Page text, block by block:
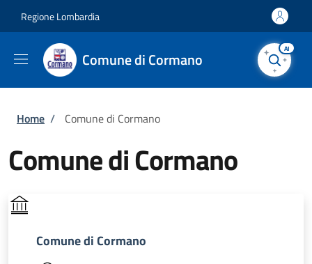
Regione Lombardia
Comune di Cormano
AI
Briciole di pane
Home / Comune di Cormano
Comune di Cormano
Comune di Cormano